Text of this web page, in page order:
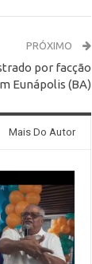
PRÓXIMO
por facção
Eunápolis (BA)
Mais Do Autor